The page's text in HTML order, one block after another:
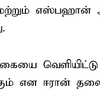
மற்றும்
என ஈரான்